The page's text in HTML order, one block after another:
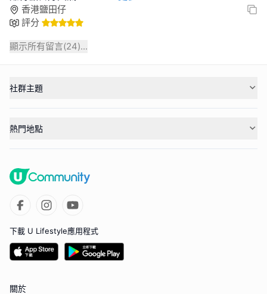
香港鹽田仔
評分
顯示所有留言(24)...
社群主題
熱門地點
下載 U Lifestyle應用程式
關於